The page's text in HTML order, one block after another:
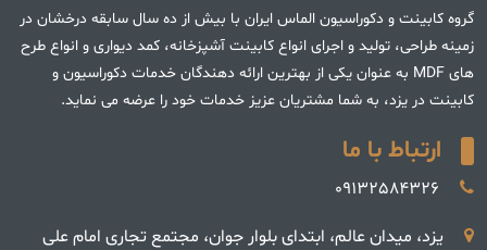
گروه کابینت و دکوراسیون الماس ایران با بیش از ده سال سابقه درخشان در
زمینه طراحی، تولید و اجرای انواع کابینت آشپزخانه، کمد دیواری و انواع طرح
های MDF به عنوان یکی از بهترین ارائه دهندگان خدمات دکوراسیون و
کابینت در یزد، به شما مشتریان عزیز خدمات خود را عرضه می نماید.
ارتباط با ما
09132584326
یزد، میدان عالم، ابتدای بلوار جوان، مجتمع تجاری امام علی